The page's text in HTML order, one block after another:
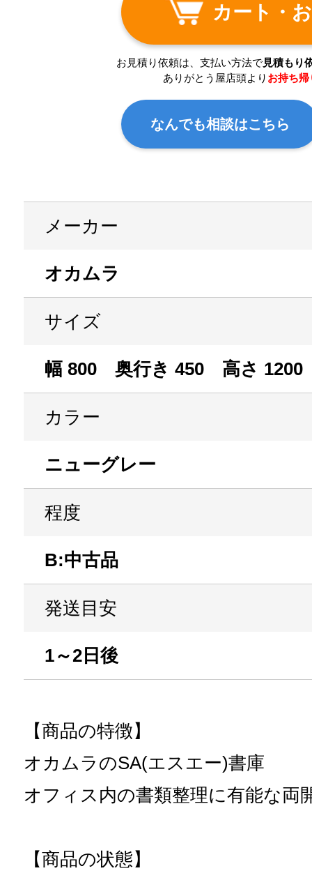
カート・
お見積り依頼は、支払い方法で見積もり
ありがとう屋店頭より お持ち帰
なんでも相談はこちら
メーカー
オカムラ
サイズ
幅 800 奥行き 450 高さ 1200
カラー
ニューグレー
程度
B:中古品
発送目安
1～2日後
【商品の特徴】
オカムラのSA(エスエー)書庫
オフィス内の書類整理に有能な両
【商品の状態】